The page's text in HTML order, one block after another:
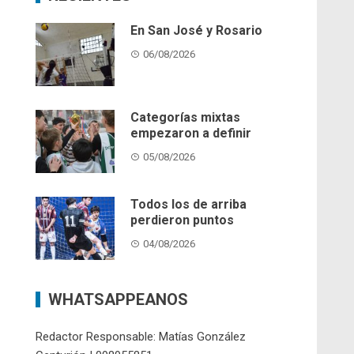
En San José y Rosario
06/08/2026
Categorías mixtas
empezaron a definir
05/08/2026
Todos los de arriba
perdieron puntos
04/08/2026
WHATSAPPEANOS
Redactor Responsable: Matías González